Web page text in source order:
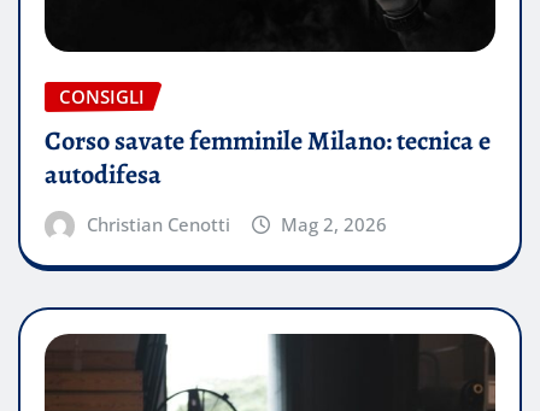
CONSIGLI
Corso savate femminile Milano: tecnica e
autodifesa
Christian Cenotti Mag 2, 2026